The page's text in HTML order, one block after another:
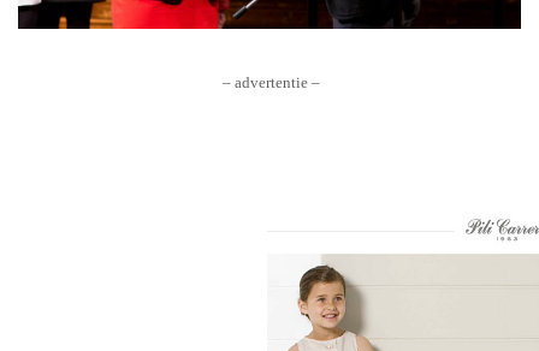
– advertentie –